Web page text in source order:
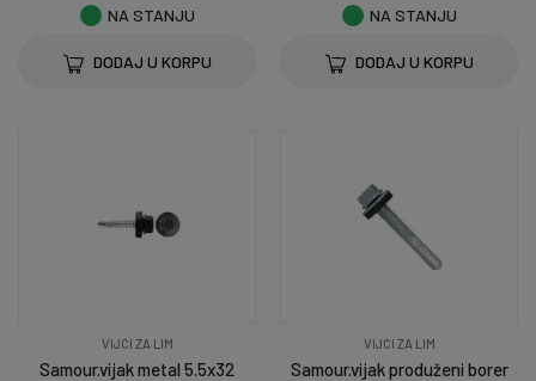
NA STANJU
DODAJ U KORPU
NA STANJU
DODAJ U KORPU
VIJCI ZA LIM
Samour.vijak metal 5.5x32
VIJCI ZA LIM
Samour.vijak produženi borer